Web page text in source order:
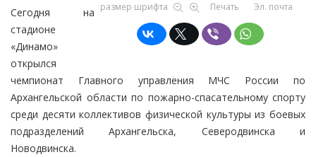
размер шрифта
Печать Эл. почта
Сегодня на
стадионе
«Динамо»
открылся
чемпионат Главного управления МЧС России по
Архангельской области по пожарно-спасательному спорту
среди десяти коллективов физической культуры из боевых
подразделений Архангельска, Северодвинска и
Новодвинска.